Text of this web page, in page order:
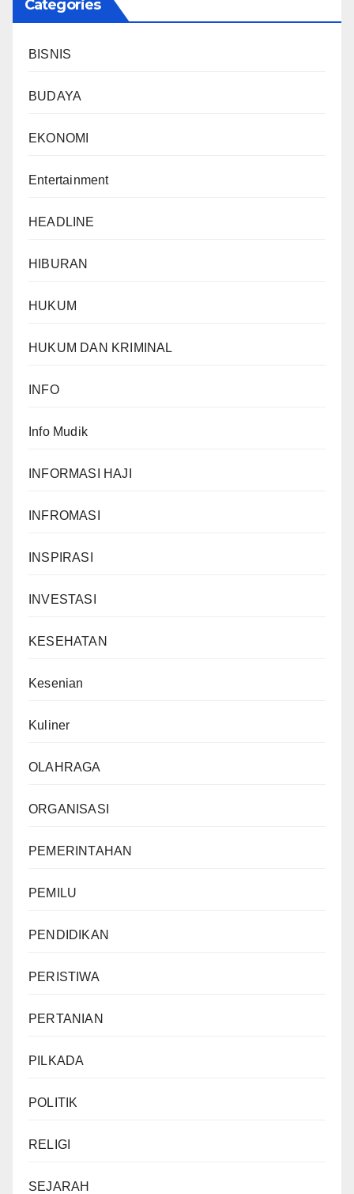
Categories
BISNIS
BUDAYA
EKONOMI
Entertainment
HEADLINE
HIBURAN
HUKUM
HUKUM DAN KRIMINAL
INFO
Info Mudik
INFORMASI HAJI
INFROMASI
INSPIRASI
INVESTASI
KESEHATAN
Kesenian
Kuliner
OLAHRAGA
ORGANISASI
PEMERINTAHAN
PEMILU
PENDIDIKAN
PERISTIWA
PERTANIAN
PILKADA
POLITIK
RELIGI
SEJARAH